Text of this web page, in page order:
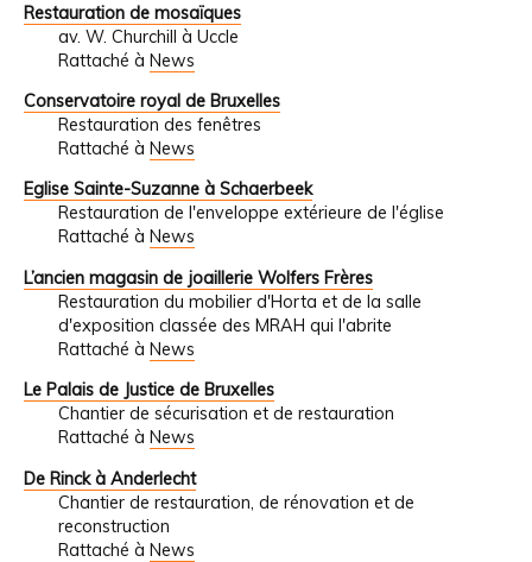
Restauration de mosaïques
av. W. Churchill à Uccle
Rattaché à News
Conservatoire royal de Bruxelles
Restauration des fenêtres
Rattaché à News
Eglise Sainte-Suzanne à Schaerbeek
Restauration de l'enveloppe extérieure de l'église
Rattaché à News
L’ancien magasin de joaillerie Wolfers Frères
Restauration du mobilier d'Horta et de la salle
d'exposition classée des MRAH qui l'abrite
Rattaché à News
Le Palais de Justice de Bruxelles
Chantier de sécurisation et de restauration
Rattaché à News
De Rinck à Anderlecht
Chantier de restauration, de rénovation et de
reconstruction
Rattaché à News